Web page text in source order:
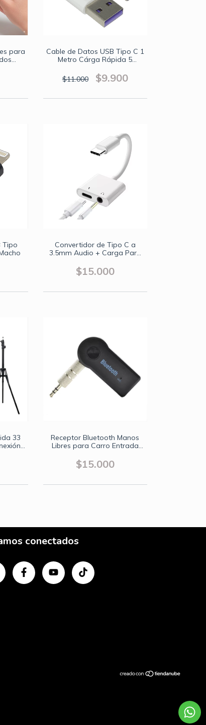
para
de
Cable de Datos USB Tipo C 1
Metro Cárga Rápida 5
$11.000
$9.900
Tipo
Convertidor de Tipo C a
3.5mm Audio + Carga Para
$15.000
33
Receptor Bluetooth Manos
Libres para Carro Entrada
$15.000
conectados